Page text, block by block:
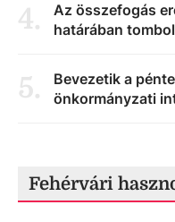
4.
Az összefogás
határában
5.
Bevezetik a
önkormányzati
Fehérvári